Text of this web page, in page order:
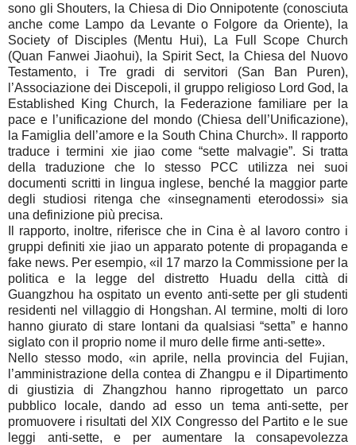
sono gli Shouters, la Chiesa di Dio Onnipotente (conosciuta
anche come Lampo da Levante o Folgore da Oriente), la
Society of Disciples (Mentu Hui), La Full Scope Church
(Quan Fanwei Jiaohui), la Spirit Sect, la Chiesa del Nuovo
Testamento, i Tre gradi di servitori (San Ban Puren),
l’Associazione dei Discepoli, il gruppo religioso Lord God, la
Established King Church, la Federazione familiare per la
pace e l’unificazione del mondo (Chiesa dell’Unificazione),
la Famiglia dell’amore e la South China Church». Il rapporto
traduce i termini xie jiao come “sette malvagie”. Si tratta
della traduzione che lo stesso PCC utilizza nei suoi
documenti scritti in lingua inglese, benché la maggior parte
degli studiosi ritenga che «insegnamenti eterodossi» sia
una definizione più precisa.
Il rapporto, inoltre, riferisce che in Cina è al lavoro contro i
gruppi definiti xie jiao un apparato potente di propaganda e
fake news. Per esempio, «il 17 marzo la Commissione per la
politica e la legge del distretto Huadu della città di
Guangzhou ha ospitato un evento anti-sette per gli studenti
residenti nel villaggio di Hongshan. Al termine, molti di loro
hanno giurato di stare lontani da qualsiasi “setta” e hanno
siglato con il proprio nome il muro delle firme anti-sette».
Nello stesso modo, «in aprile, nella provincia del Fujian,
l’amministrazione della contea di Zhangpu e il Dipartimento
di giustizia di Zhangzhou hanno riprogettato un parco
pubblico locale, dando ad esso un tema anti-sette, per
promuovere i risultati del XIX Congresso del Partito e le sue
leggi anti-sette, e per aumentare la consapevolezza